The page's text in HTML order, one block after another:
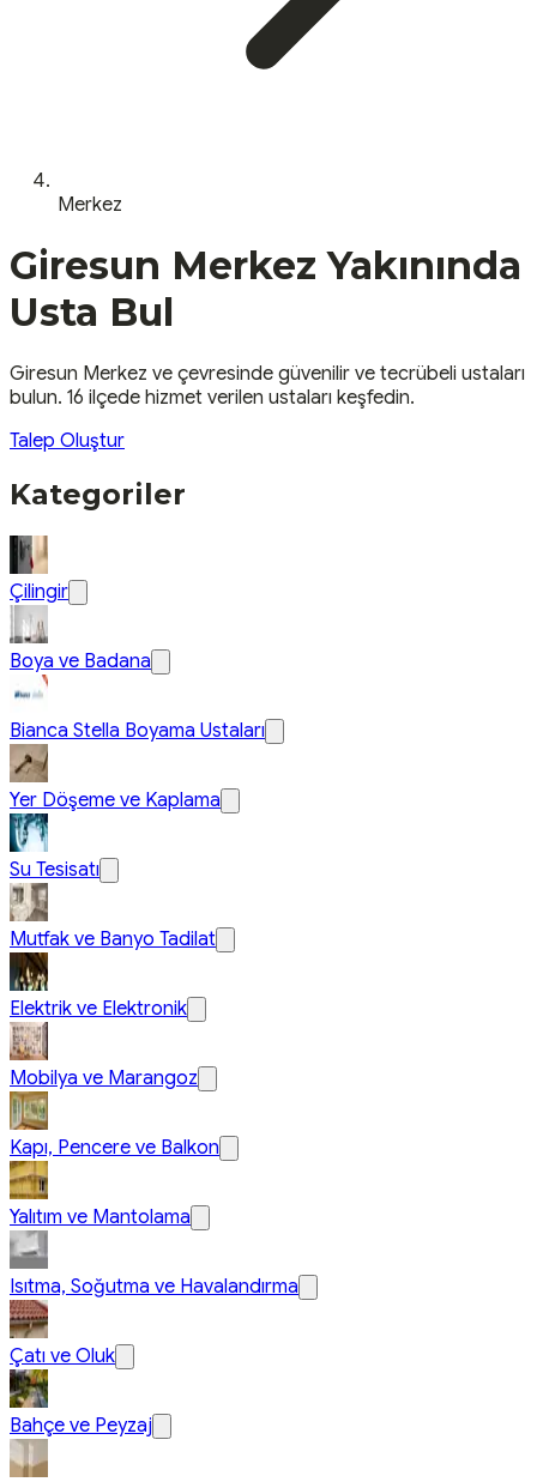
Merkez
Giresun Merkez Yakınında
Usta Bul
Giresun Merkez ve çevresinde güvenilir ve tecrübeli ustaları
bulun. 16 ilçede hizmet verilen ustaları keşfedin.
Talep Oluştur
Kategoriler
Çilingir
Boya ve Badana
Bianca Stella Boyama Ustaları
Yer Döşeme ve Kaplama
Su Tesisatı
Mutfak ve Banyo Tadilat
Elektrik ve Elektronik
Mobilya ve Marangoz
Kapı, Pencere ve Balkon
Yalıtım ve Mantolama
Isıtma, Soğutma ve Havalandırma
Çatı ve Oluk
Bahçe ve Peyzaj